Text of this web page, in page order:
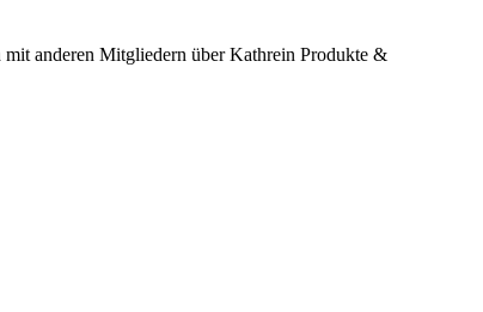
anderen Mitgliedern über Kathrein Produkte &